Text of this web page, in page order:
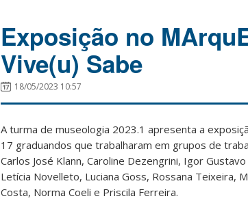
Exposição no
Vive(u) Sabe
18/05/2023 10:57
A turma de museologia 2023.1 apresenta a
17 graduandos que trabalharam em grupos de
Carlos José Klann, Caroline Dezengrini, Igor
Letícia Novelleto, Luciana Goss, Rossana Teixeira,
Costa, Norma Coeli e Priscila Ferreira.